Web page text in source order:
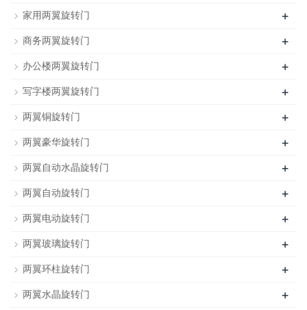
家用两翼旋转门 +
商务两翼旋转门 +
办公楼两翼旋转门 +
写字楼两翼旋转门 +
两翼铜旋转门 +
两翼豪华旋转门 +
两翼自动水晶旋转门 +
两翼自动旋转门 +
两翼电动旋转门 +
两翼玻璃旋转门 +
两翼环柱旋转门 +
两翼水晶旋转门 +